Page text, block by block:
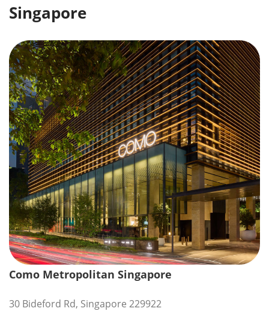
Singapore
Como Metropolitan Singapore
30 Bideford Rd, Singapore 229922